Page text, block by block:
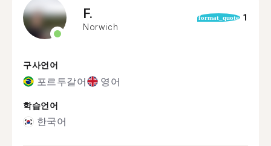
F.
Norwich
format_quote 1
구사언어
포르투갈어 영어
학습언어
한국어